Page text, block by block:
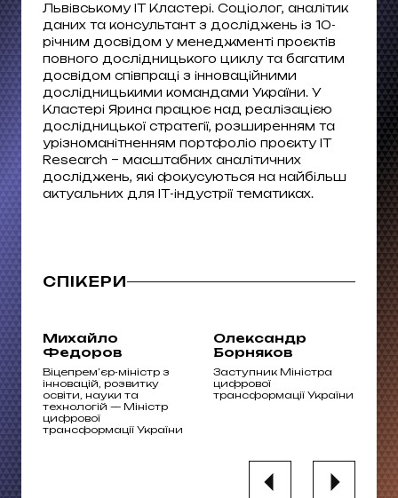
Львівському ІТ Кластері. Соціолог, аналітик
даних та консультант з досліджень із 10-
річним досвідом у менеджменті проєктів
повного дослідницького циклу та багатим
досвідом співпраці з інноваційними
дослідницькими командами України. У
Кластері Ярина працює над реалізацією
дослідницької стратегії, розширенням та
урізноманітненням портфоліо проєкту IT
Research – масштабних аналітичних
досліджень, які фокусуються на найбільш
актуальних для ІТ-індустрії тематиках.
СПІКЕРИ
Михайло
Федоров
Віцепрем’єр-міністр з
інновацій, розвитку
освіти, науки та
технологій — Міністр
цифрової
трансформації України
Олександр
Борняков
Заступник Міністра
цифрової
трансформації України